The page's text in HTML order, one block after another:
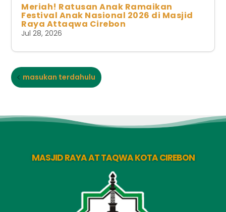
Meriah! Ratusan Anak Ramaikan
Festival Anak Nasional 2026 di Masjid
Raya Attaqwa Cirebon
Jul 28, 2026
masukan terdahulu
MASJID RAYA AT TAQWA KOTA CIREBON